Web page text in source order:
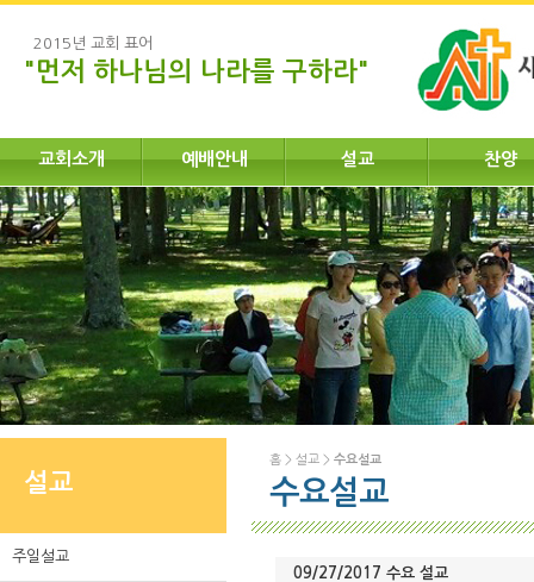
2015년 교회 표어
"먼저 하나님의 나라를 구하라"
교회소개 예배안내 설교 찬양
설교
주일설교
홈 > 설교 > 수요설교
수요설교
09/27/2017 수요 설교